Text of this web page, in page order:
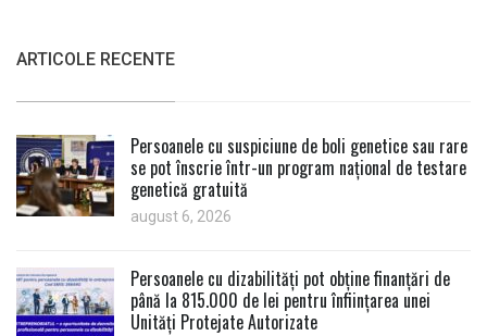
ARTICOLE RECENTE
Persoanele cu suspiciune de boli genetice sau rare
se pot înscrie într-un program național de testare
genetică gratuită
august 6, 2026
Persoanele cu dizabilități pot obține finanțări de
până la 815.000 de lei pentru înființarea unei
Unități Protejate Autorizate